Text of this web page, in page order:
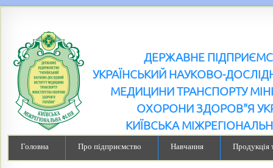
ДЕРЖАВНЕ
УКРАЇНСЬКИЙ НАУКОВО-
МЕДИЦИНИ ТРАНСПОРТУ
ОХОРОНИ ЗДОРОВ"Я
КИЇВСЬКА
Головна Про підприємство Навчання Продукція